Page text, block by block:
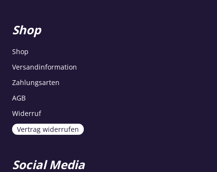
Shop
Shop
Versandinformation
Zahlungsarten
AGB
Widerruf
Vertrag widerrufen
Social Media